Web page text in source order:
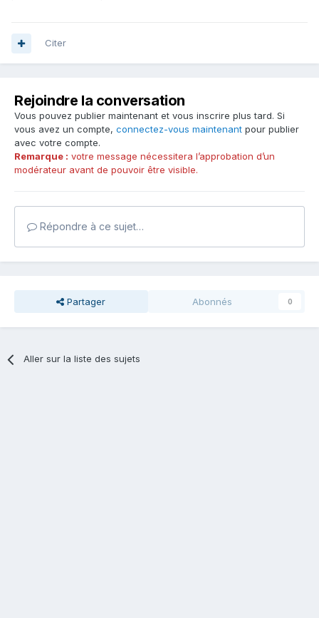
Citer
Rejoindre la conversation
Vous pouvez publier maintenant et vous inscrire plus tard. Si
vous avez un compte, connectez-vous maintenant pour publier
avec votre compte.
Remarque : votre message nécessitera l’approbation d’un
modérateur avant de pouvoir être visible.
Répondre à ce sujet…
Partager Abonnés 0
Aller sur la liste des sujets